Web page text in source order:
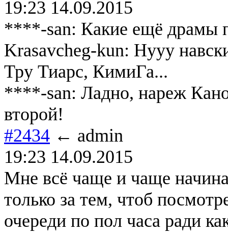
19:23 14.09.2015
****-san: Какие ещё драмы
Krasavcheg-kun: Нууу
Тру Тиарс, КимиГа...
****-san: Ладно, нареж
второй!
#2434 ← admin
19:23 14.09.2015
Мне всё чаще и чаще
только за тем, чтоб
очереди по пол часа ради